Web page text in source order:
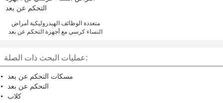
متعددة الوظائف الهيدروليكية أمراض
النساء كرسي مع أجهزة التحكم عن بعد
عمليات البحث ذات الصلة:
مسكات التحكم عن بعد
التحكم عن بعد
كلاب